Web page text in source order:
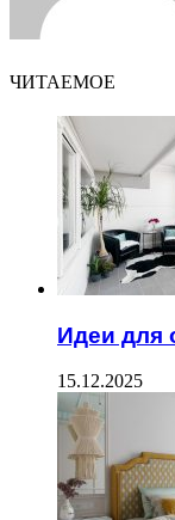
ЧИТАЕМОЕ
Идеи для
15.12.2025